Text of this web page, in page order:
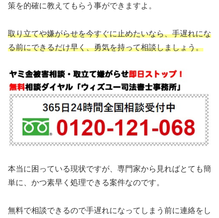
策を的確に教えてもらう事ができますよ。
取り立てや嫌がらせを今すぐに止めたいなら、手遅れにな
る前にできるだけ早く、勇気を持って相談しましょう。
本当に困っている現状ですが、専門家から見ればとても簡
単に、かつ素早く処理できる案件なのです。
無料で相談できるので手遅れになってしまう前に連絡をし